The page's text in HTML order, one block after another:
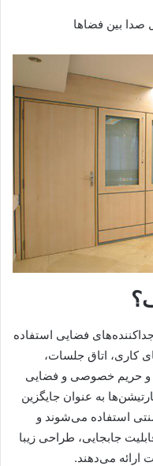
فضایی استفاده
کاری، اتاق جلسات،
و حریم خصوصی و فضایی
به عنوان جایگزین
استفاده می‌شوند و
جابجایی، طراحی زیبا
ارائه می‌دهند.